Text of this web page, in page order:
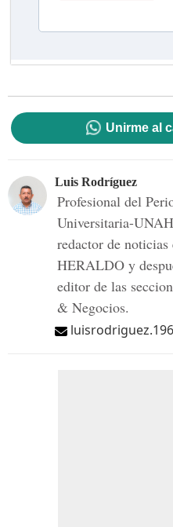
Unirme al
Luis Rodríguez
Profesional del
Universitaria-
redactor de
HERALDO y
editor de las
& Negocios.